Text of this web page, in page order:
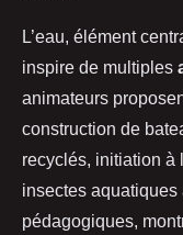
L’eau, élément
inspire de multiples
animateurs
construction de
recyclés, initiation à
insectes
pédagogiques,